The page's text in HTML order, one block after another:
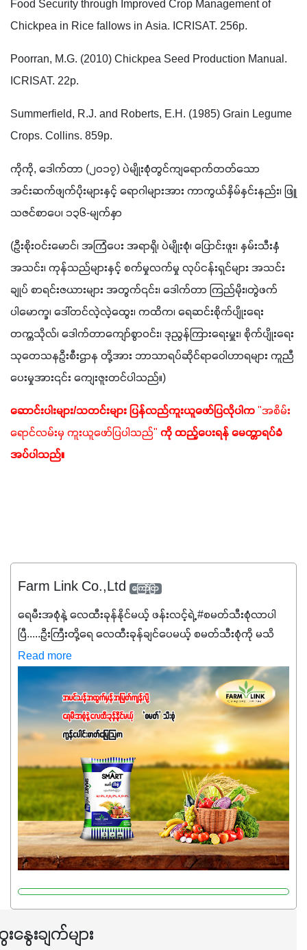
Food Security through Improved Crop Management of
Chickpea in Rice fallows in Asia. ICRISAT. 256p.
Poorran, M.G. (2010) Chickpea Seed Production Manual.
ICRISAT. 22p.
Summerfield, R.J. and Roberts, E.H. (1985) Grain Legume
Crops. Collins. 859p.
ကိုကို, ဒေါက်တာ (၂၀၁၇) ပဲမျိုးစုံတွင်ကျရောက်တတ်သော
အင်းဆက်ဖျက်ပိုးများနှင့် ရောဂါများအား ကာကွယ်နှိမ်နှင်းနည်း၊ ဖြူ
သဇင်စာပေ၊ ၁၃၆-မျက်နှာ
(ဦးစိုးဝင်းမောင်၊ အကြံပေး အရာရှိ၊ ပဲမျိုးစုံ၊ ပြောင်းဖူး၊ နှမ်းသီးနှံ
အသင်း၊ ကုန်သည်များနှင့် စက်မှုလက်မှု လုပ်ငန်းရှင်များ အသင်း
ချုပ် စာရင်းဇယားများ အတွက်၎င်း၊ ဒေါက်တာ ကြည်မိုး၊တွဲဖက်
ပါမောက္ခ၊ ဒေါ်တင်လဲ့လဲ့ထွေး၊ ကထိက၊ ရေဆင်းစိုက်ပျိုးရေး
တက္ကသိုလ်၊ ဒေါက်တာကျော်စွာဝင်း၊ ဒုညွန်ကြားရေးမှူး၊ စိုက်ပျိုးရေး
သုတေသနဦးစီးဌာန တို့အား ဘာသာရပ်ဆိုင်ရာဝေါဟာရများ ကူညီ
ပေးမှုအား၎င်း ကျေးဇူးတင်ပါသည်။)
ဆောင်းပါးများ/သတင်းများ ပြန်လည်ကူးယူဖော်ပြလိုပါက "အစိမ်း
ရောင်လမ်းမှ ကူးယူဖော်ပြပါသည်" ကို ထည့်ပေးရန် မေတ္တာရပ်ခံ
အပ်ပါသည်။
Farm Link Co.,Ltd ကြော်ငြာ
ရေမီးအစုံနဲ့ လေထီးခုန်နိုင်မယ့် ဖန်းလင့်ရဲ့ #စမတ်သီးစုံလာပါ
ပြီ.....ဦးကြီးတို့ရေ ‌လေထီးခုန်ချင်ပေမယ့် စမတ်သီးစုံကို မသိ
သေးရင်တော့ ဒီစာလေးကို ဆက်ဖတ်‌ပေးပါ #စမတ်သီးစုံဆိုတာ
အပင်တိုင်းအတွက် အဓိကအာဟာရNPK (19:7:8)နဲ့ #ဟူးမစ်
အက်စစ်တို့ အချိုးကျ ပေါင်းစပ်ထားတဲ့ ကွန်ပေါင်း
ဓာတ်မြေဩဇာဖြစ်ပါတယ်။ အဓိကအကျိုးကျေးဇူးတွေအနေနဲ့
ကတော့ နိုက်ထရိုဂျင် 19%ပါဝင်တဲ့အတွက် ကလိုရိုဖီးလ်ဖွဲ့စည်း
မှုကို အားပေးကာ သီးနှံပင်များ၏အရွက်များစိမ်းလန်းသန်စွမ်း
ပြီး အစာချက်လုပ်မှုအားကောင်းစေပါတယ်။ အပင်၏ပင်ပိုင်း
ကြီးထွားမှုကို တိုးမြင့်စေကာ အပင်သန်၍ အကြီးမြန်စေပါတယ်။
သင့်တော်တဲ့ Phosphorus 7%ပါဝင်မှုကြောင့် အပင်ရဲ့ အမြစ်
ဖွဲ့စည်းတည်ဆောက်မှုကို ပို၍သန်မာလာအောင် အားပေးပါ
တယ်။ ဒါ့အပြင် ပန်းပွင့်ခြင်း၊အသီးသီးခြင်း၊အစေ့တည်ခြင်း
လုပ်ငန်းစဉ်များကိုလည်း အားပေးပါတယ်။ လုံလောက်တဲ့
အရသာ ပိုမိုကောင်းမွန်စေဖို့အတွက် လိုအပ်တဲ့အာဟာရဓာတ်
ဖြစ်ပါတယ်။ ဟူးမစ်အက်စစ်ပါဝင်ပေါင်းစပ်ထားတဲ့အတွက်
Read more
နွေးချက်များ